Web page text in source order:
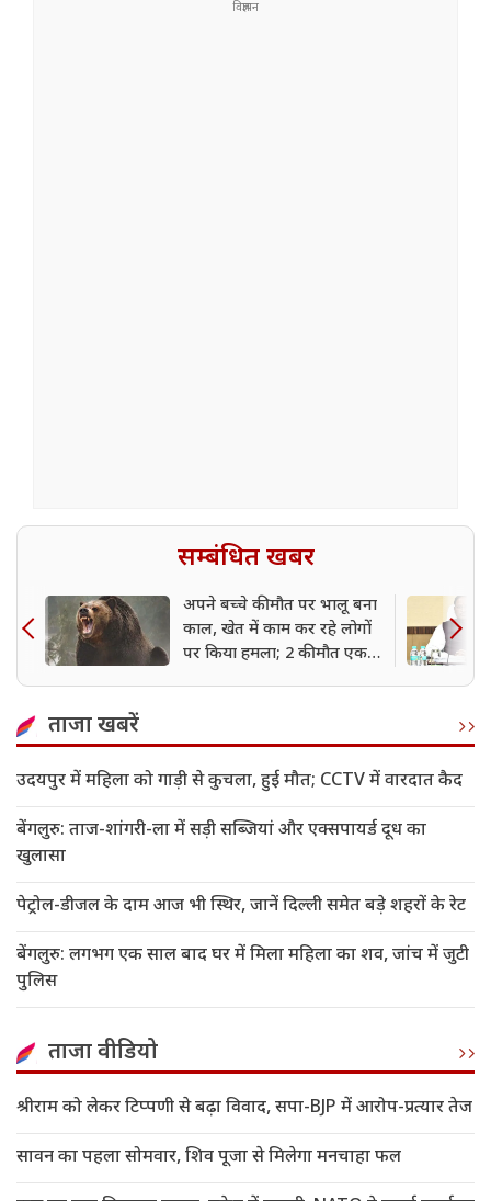
सम्बंधित खबर
अपने बच्चे की मौत पर भालू बना
काल, खेत में काम कर रहे लोगों
पर किया हमला; 2 की मौत एक
ताजा खबरें
उदयपुर में महिला को गाड़ी से कुचला, हुई मौत; CCTV में वारदात कैद
बेंगलुरु: ताज-शांगरी-ला में सड़ी सब्जियां और एक्सपायर्ड दूध का
खुलासा
पेट्रोल-डीजल के दाम आज भी स्थिर, जानें दिल्ली समेत बड़े शहरों के रेट
बेंगलुरु: लगभग एक साल बाद घर में मिला महिला का शव, जांच में जुटी
पुलिस
ताजा वीडियो
श्रीराम को लेकर टिप्पणी से बढ़ा विवाद, सपा-BJP में आरोप-प्रत्यार तेज
सावन का पहला सोमवार, शिव पूजा से मिलेगा मनचाहा फल